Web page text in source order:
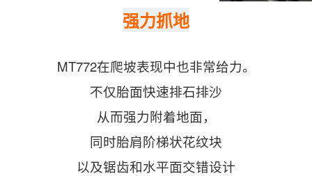
强力抓地
MT772在爬坡表现中也非常给力。
不仅胎面快速排石排沙
从而强力附着地面，
同时胎肩阶梯状花纹块
以及锯齿和水平面交错设计